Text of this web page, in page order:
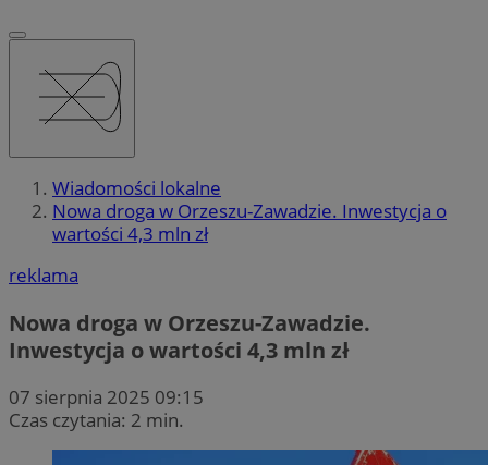
Wiadomości lokalne
Nowa droga w Orzeszu-Zawadzie. Inwestycja o
wartości 4,3 mln zł
reklama
Nowa droga w Orzeszu-Zawadzie.
Inwestycja o wartości 4,3 mln zł
07 sierpnia 2025 09:15
Czas czytania: 2 min.